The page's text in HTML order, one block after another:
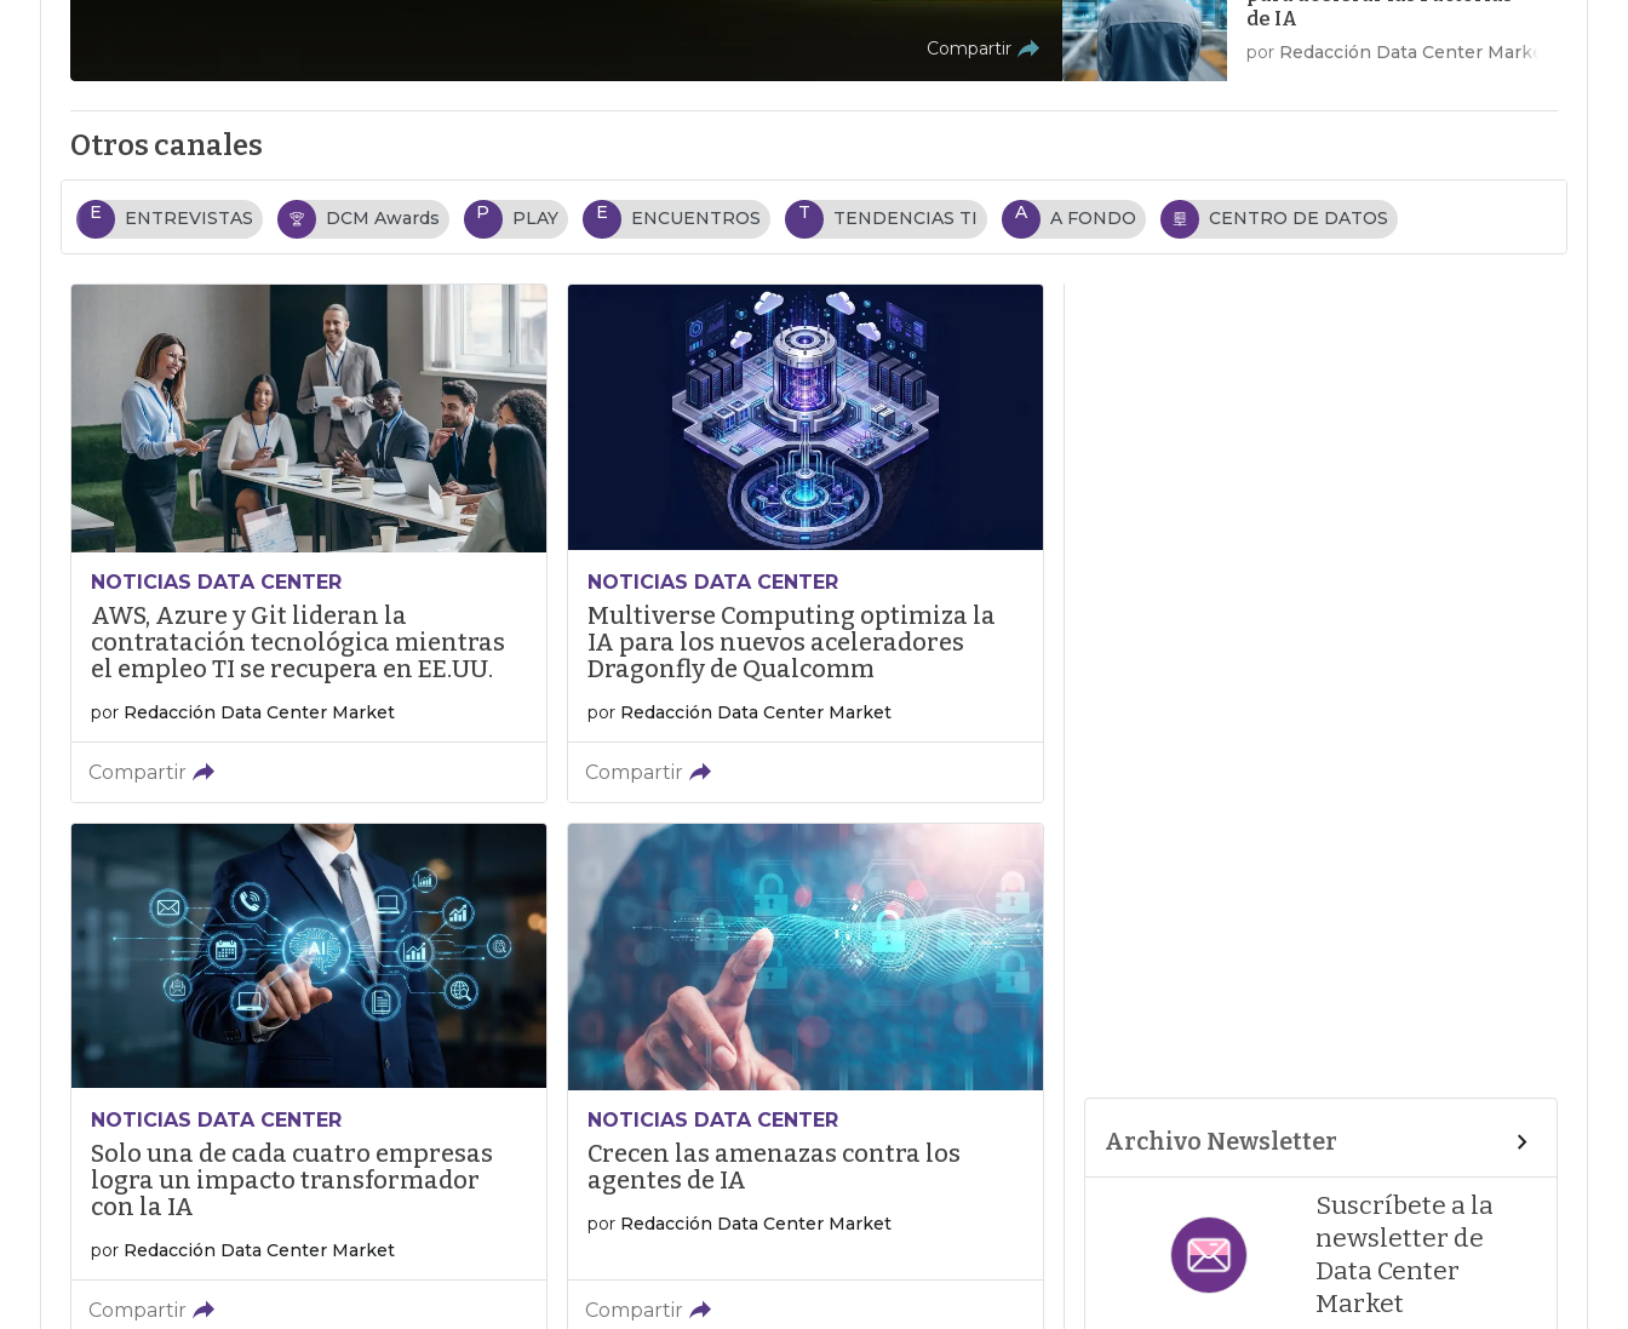
Compartir
de IA
por Redacción Data Center Market
Otros canales
E ENTREVISTAS DCM Awards P PLAY E ENCUENTROS T TENDENCIAS TI A A FONDO CENTRO DE DATOS
NOTICIAS DATA CENTER
AWS, Azure y Git lideran la
contratación tecnológica mientras
el empleo TI se recupera en EE.UU.
por Redacción Data Center Market
Compartir
NOTICIAS DATA CENTER
Multiverse Computing optimiza la
IA para los nuevos aceleradores
Dragonfly de Qualcomm
por Redacción Data Center Market
Compartir
NOTICIAS DATA CENTER
Solo una de cada cuatro empresas
logra un impacto transformador
con la IA
por Redacción Data Center Market
Compartir
NOTICIAS DATA CENTER
Crecen las amenazas contra los
agentes de IA
por Redacción Data Center Market
Compartir
Archivo Newsletter
Suscríbete a la
newsletter de
Data Center
Market